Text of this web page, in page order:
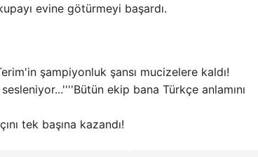
evine götürmeyi başardı.
şampiyonluk şansı mucizelere kaldı!
''Bütün ekip bana Türkçe anlamını
tek başına kazandı!